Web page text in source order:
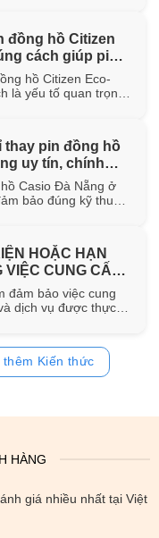
WatchStore sẽ
nguồn gốc ra đời,
đồng hồ Citizen
cách giúp pin
hồ Citizen Eco-
là yếu tố quan trọng
dẫn chi tiết các
bằng ánh sáng mặt
thay pin đồng hồ
uy tín, chính
Casio Đà Nẵng ở
bảo đúng kỹ thuật
tin cậy tại Đà
chia sẻ quy trình
giá tham [...]
HOẶC HẠN
VIỆC CUNG CẤP
VỤ
đảm bảo việc cung
dịch vụ được thực
công bố
giới hạn áp dụng đối
thêm Kiến thức
HÀNG
giá nhiều nhất tại Việt